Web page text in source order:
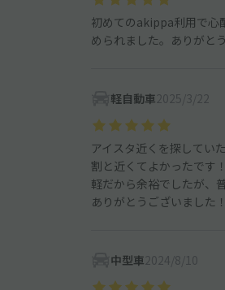
初めてのakippa利用で心
められました。ありがと
軽自動車2025/3/22
アイスタ近くを探してい
割と近くてよかったです！
軽だから余裕でしたが、
ありがとうございました！
中型車2024/8/10